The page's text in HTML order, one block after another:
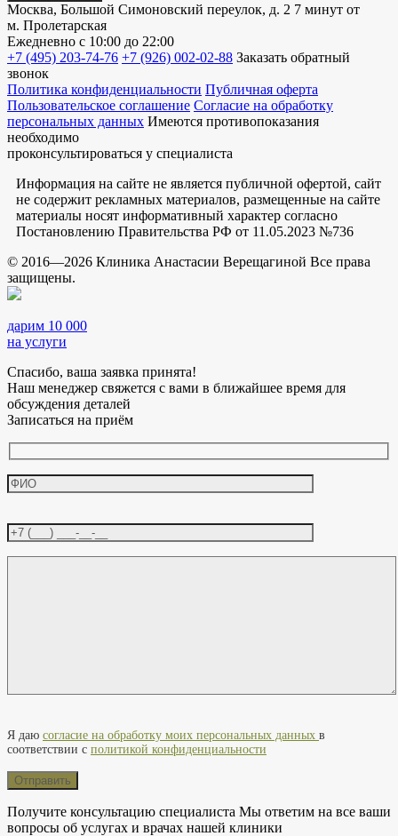
Москва, Большой Симоновский переулок, д. 2 7 минут от
м. Пролетарская
Ежедневно с 10:00 до 22:00
+7 (495) 203-74-76 +7 (926) 002-02-88 Заказать обратный
звонок
Политика конфиденциальности Публичная оферта
Пользовательское соглашение Согласие на обработку
персональных данных Имеются противопоказания
необходимо
проконсультироваться у специалиста
Информация на сайте не является публичной офертой, сайт
не содержит рекламных материалов, размещенные на сайте
материалы носят информативный характер согласно
Постановлению Правительства РФ от 11.05.2023 №736
© 2016—2026 Клиника Анастасии Верещагиной Все права
защищены.
дарим 10 000
на услуги
Спасибо, ваша заявка принята!
Наш менеджер свяжется с вами в ближайшее время для
обсуждения деталей
Записаться на приём
Я даю согласие на обработку моих персональных данных в
соответствии с политикой конфиденциальности
Получите консультацию специалиста Мы ответим на все ваши
вопросы об услугах и врачах нашей клиники